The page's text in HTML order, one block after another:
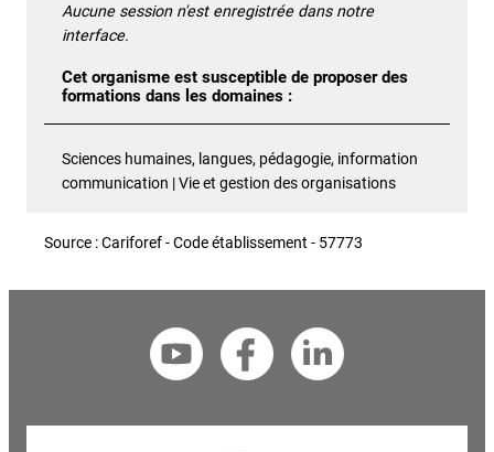
Aucune session n'est enregistrée dans notre
interface.
Cet organisme est susceptible de proposer des
formations dans les domaines :
Sciences humaines, langues, pédagogie, information
communication | Vie et gestion des organisations
Source : Cariforef - Code établissement - 57773